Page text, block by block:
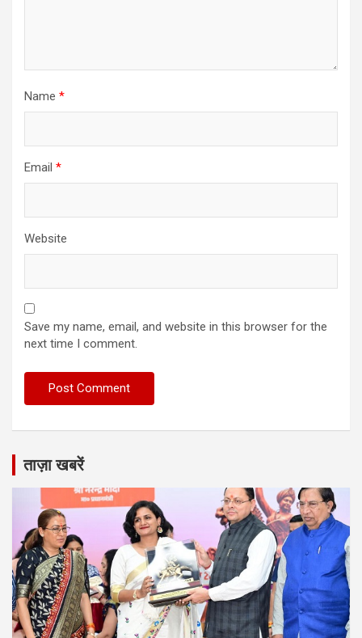
Name *
Email *
Website
Save my name, email, and website in this browser for the
next time I comment.
ताज़ा खबरें